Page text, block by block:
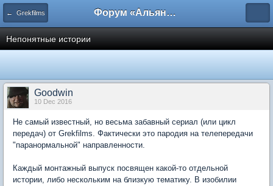
← Grekfilms Форум «Альянса вольных переводчиков»
Непонятные истории
Goodwin
10 Dec 2016
Не самый известный, но весьма забавный сериал (или цикл
передач) от Grekfilms. Фактически это пародия на телепередачи
"паранормальной" направленности.
Каждый монтажный выпуск посвящен какой-то отдельной
истории, либо нескольким на близкую тематику. В изобилии